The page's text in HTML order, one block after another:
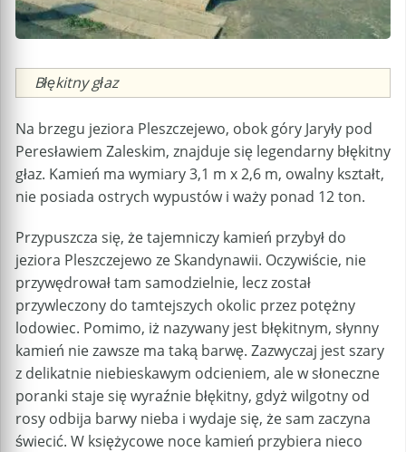
Caption
Błękitny głaz
Na brzegu jeziora Pleszczejewo, obok góry Jaryły pod
Peresławiem Zaleskim, znajduje się legendarny błękitny
głaz. Kamień ma wymiary 3,1 m x 2,6 m, owalny kształt,
nie posiada ostrych wypustów i waży ponad 12 ton.
Przypuszcza się, że tajemniczy kamień przybył do
jeziora Pleszczejewo ze Skandynawii. Oczywiście, nie
przywędrował tam samodzielnie, lecz został
przywleczony do tamtejszych okolic przez potężny
lodowiec. Pomimo, iż nazywany jest błękitnym, słynny
kamień nie zawsze ma taką barwę. Zazwyczaj jest szary
z delikatnie niebieskawym odcieniem, ale w słoneczne
poranki staje się wyraźnie błękitny, gdyż wilgotny od
rosy odbija barwy nieba i wydaje się, że sam zaczyna
świecić. W księżycowe noce kamień przybiera nieco